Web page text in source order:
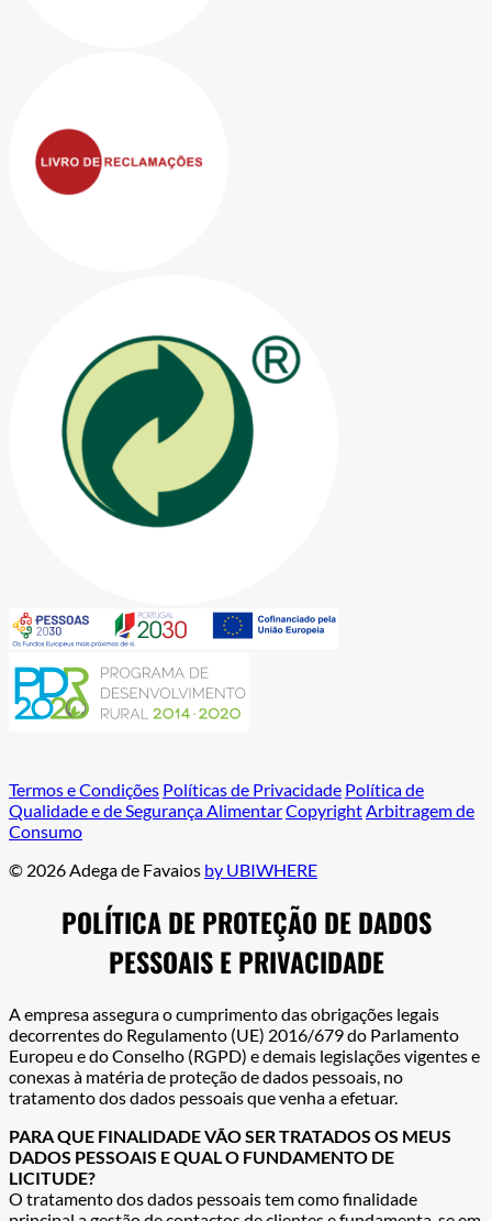
Termos e Condições Políticas de Privacidade Política de
Qualidade e de Segurança AlimentarCopyrightArbitragem de
Consumo
© 2026 Adega de Favaios by UBIWHERE
POLÍTICA DE PROTEÇÃO DE DADOS
PESSOAIS E PRIVACIDADE
A empresa assegura o cumprimento das obrigações legais
decorrentes do Regulamento (UE) 2016/679 do Parlamento
Europeu e do Conselho (RGPD) e demais legislações vigentes e
conexas à matéria de proteção de dados pessoais, no
tratamento dos dados pessoais que venha a efetuar.
PARA QUE FINALIDADE VÃO SER TRATADOS OS MEUS
DADOS PESSOAIS E QUAL O FUNDAMENTO DE
LICITUDE?
O tratamento dos dados pessoais tem como finalidade